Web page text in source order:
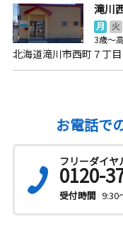
滝川
月 火
3歳～
北海道滝川市西町７丁
お電話で
フリーダイヤ
0120-
受付時間 9:30